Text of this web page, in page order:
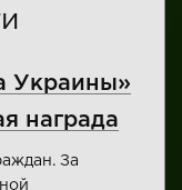
Украины»
награда
За